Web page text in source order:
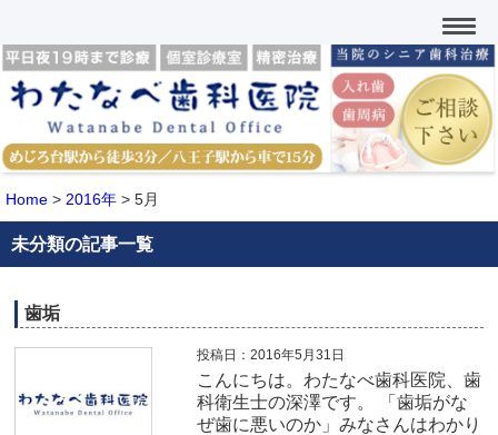
Home > 2016年 > 5月
未分類の記事一覧
歯垢
投稿日：2016年5月31日
こんにちは。わたなべ歯科医院、歯
科衛生士の深澤です。 「歯垢がな
ぜ歯に悪いのか」みなさんはわかり